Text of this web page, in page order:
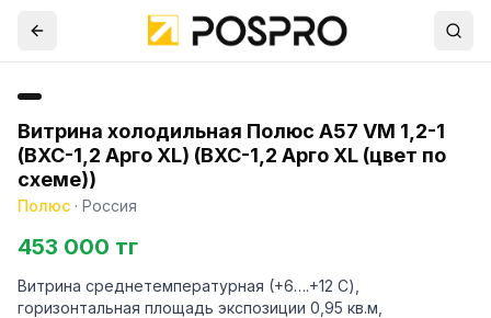
Витрина холодильная Полюс А57 VM 1,2-1
(ВХС-1,2 Арго XL) (ВХС-1,2 Арго XL (цвет по
схеме))
Полюс · Россия
453 000 тг
Витрина среднетемпературная (+6….+12 С),
горизонтальная площадь экспозиции 0,95 кв.м,